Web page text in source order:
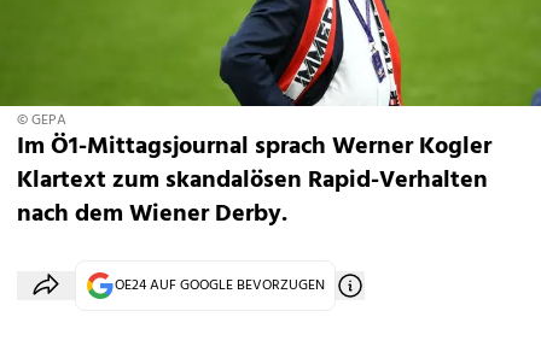
© GEPA
Im Ö1-Mittagsjournal sprach Werner Kogler
Klartext zum skandalösen Rapid-Verhalten
nach dem Wiener Derby.
OE24 AUF GOOGLE BEVORZUGEN